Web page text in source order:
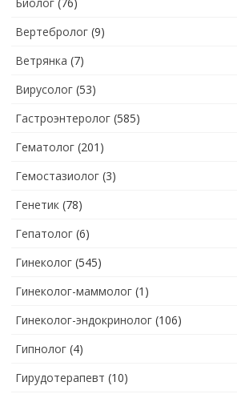
Вертебролог (9)
Ветрянка (7)
Вирусолог (53)
Гастроэнтеролог (585)
Гематолог (201)
Гемостазиолог (3)
Генетик (78)
Гепатолог (6)
Гинеколог (545)
Гинеколог-маммолог (1)
Гинеколог-эндокринолог (106)
Гипнолог (4)
Гирудотерапевт (10)